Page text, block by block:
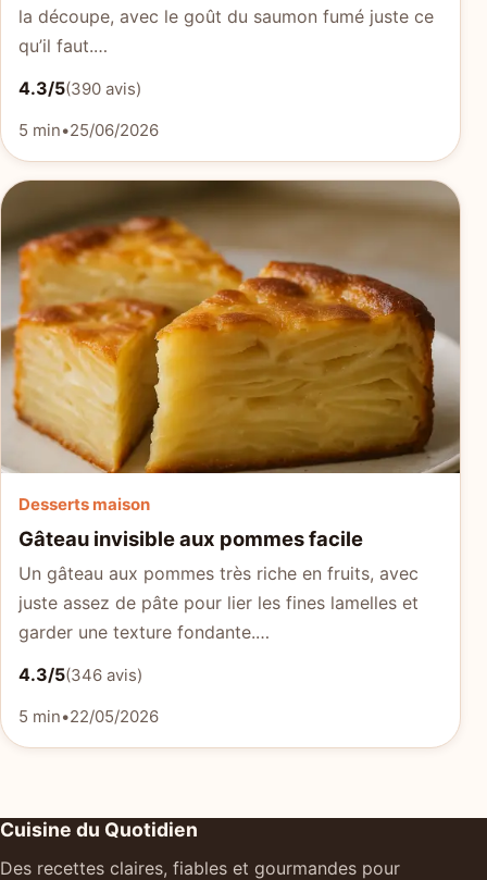
la découpe, avec le goût du saumon fumé juste ce
qu’il faut.…
4.3/5(390 avis)
5 min•25/06/2026
Desserts maison
Gâteau invisible aux pommes facile
Un gâteau aux pommes très riche en fruits, avec
juste assez de pâte pour lier les fines lamelles et
garder une texture fondante.…
4.3/5(346 avis)
5 min•22/05/2026
Cuisine du Quotidien
Des recettes claires, fiables et gourmandes pour